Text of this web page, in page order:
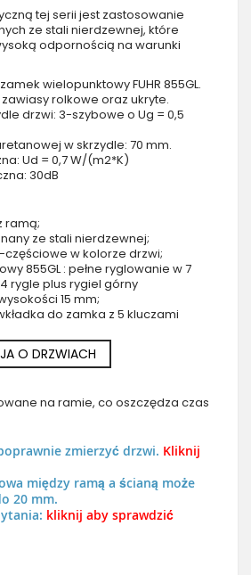
tej serii jest zastosowanie
ze stali nierdzewnej, które
odpornością na warunki
wielopunktowy FUHR 855GL.
rolkowe oraz ukryte.
drzwi: 3-szybowe o Ug = 0,5
w skrzydle: 70 mm.
Ud = 0,7 W/(m2*K)
30dB
ramą;
ze stali nierdzewnej;
w kolorze drzwi;
855GL : pełne ryglowanie w 7
rygle plus rygiel górny
15 mm;
do zamka z 5 kluczami
O DRZWIACH
na ramie, co oszczędza czas
zmierzyć drzwi. Kliknij
między ramą a ścianą może
20 mm.
kliknij aby sprawdzić